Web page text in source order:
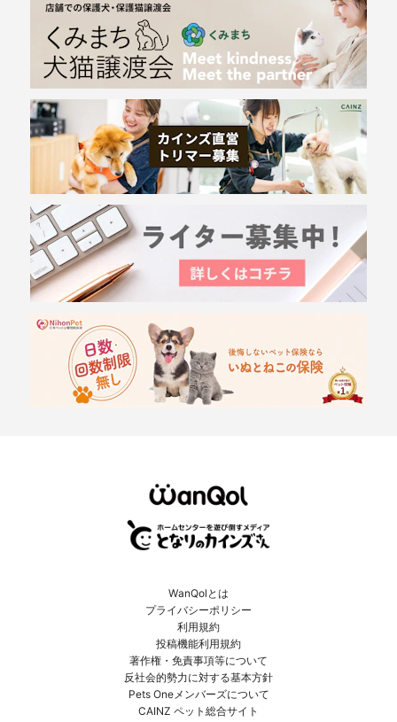
WanQolとは
プライバシーポリシー
利用規約
投稿機能利用規約
著作権・免責事項等について
反社会的勢力に対する基本方針
Pets Oneメンバーズについて
CAINZ ペット総合サイト